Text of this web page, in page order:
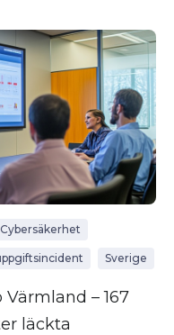
Cybersäkerhet
Sverige
– 167
läckta